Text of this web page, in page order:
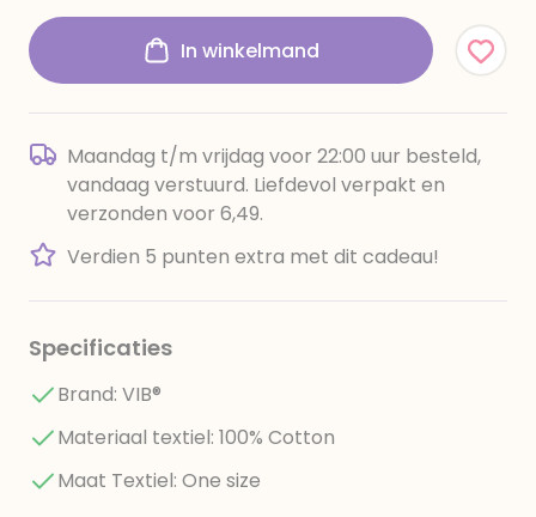
In winkelmand
Maandag t/m vrijdag voor 22:00 uur besteld,
vandaag verstuurd. Liefdevol verpakt en
verzonden voor 6,49.
Verdien 5 punten extra met dit cadeau!
Specificaties
Brand: VIB®
Materiaal textiel: 100% Cotton
Maat Textiel: One size